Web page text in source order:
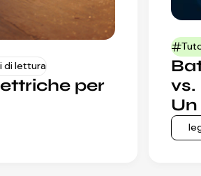
di lettura
per
vs.